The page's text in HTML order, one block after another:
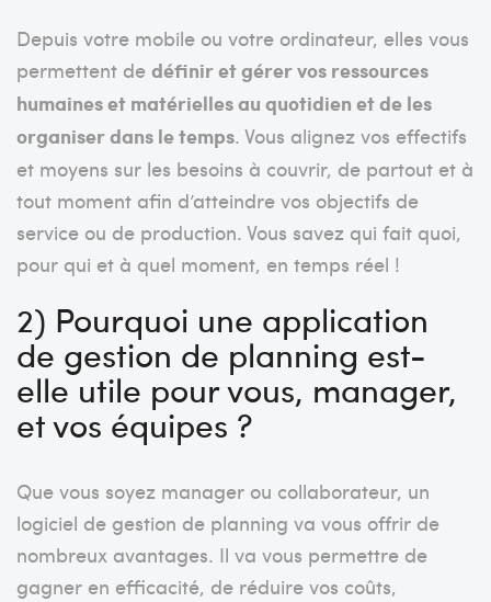
Depuis votre mobile ou votre ordinateur, elles vous
permettent de définir et gérer vos ressources
humaines et matérielles au quotidien et de les
organiser dans le temps. Vous alignez vos effectifs
et moyens sur les besoins à couvrir, de partout et à
tout moment afin d’atteindre vos objectifs de
service ou de production. Vous savez qui fait quoi,
pour qui et à quel moment, en temps réel !
2) Pourquoi une application
de gestion de planning est-
elle utile pour vous, manager,
et vos équipes ?
Que vous soyez manager ou collaborateur, un
logiciel de gestion de planning va vous offrir de
nombreux avantages. Il va vous permettre de
gagner en efficacité, de réduire vos coûts,